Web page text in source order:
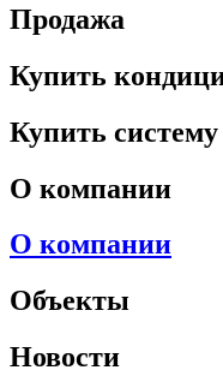
Продажа
Купить
Купить
О компании
О компании
Объекты
Новости